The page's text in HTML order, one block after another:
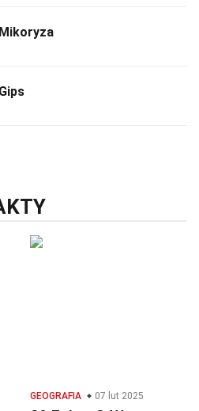
GEOGRAFIA 07 lut 2025